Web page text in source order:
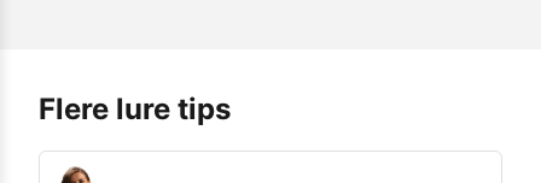
Flere lure tips